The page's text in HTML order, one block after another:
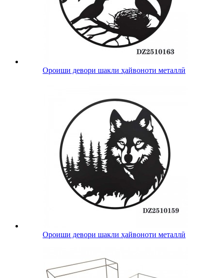
Ороиши девори шакли ҳайвоноти металлӣ
Ороиши девори шакли ҳайвоноти металлӣ